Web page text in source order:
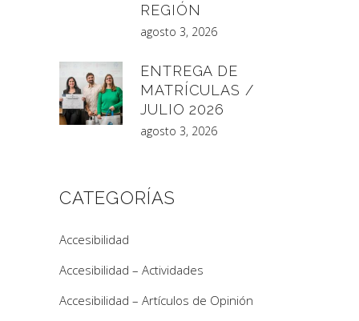
REGIÓN
agosto 3, 2026
ENTREGA DE
MATRÍCULAS /
JULIO 2026
agosto 3, 2026
CATEGORÍAS
Accesibilidad
Accesibilidad – Actividades
Accesibilidad – Artículos de Opinión